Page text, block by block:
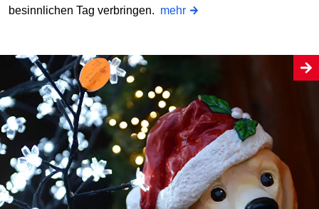
besinnlichen Tag verbringen. mehr